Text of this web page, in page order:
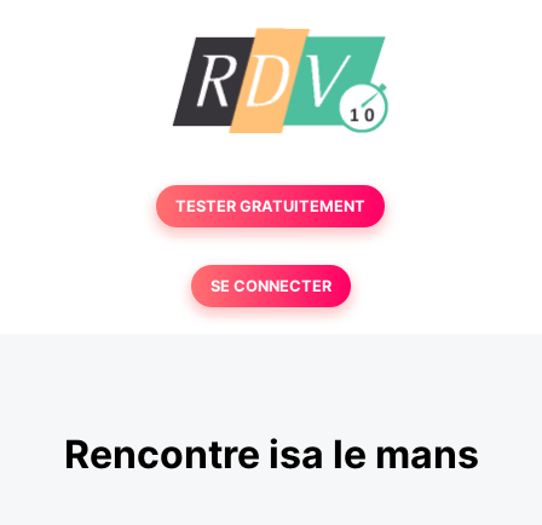
TESTER GRATUITEMENT
SE CONNECTER
Rencontre isa le mans